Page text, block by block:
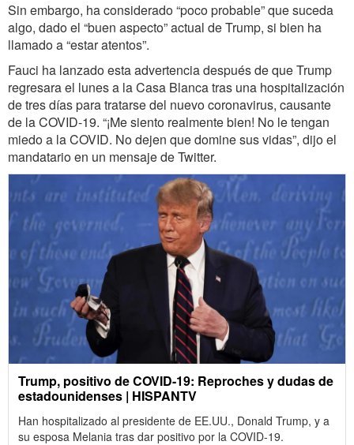
Sin embargo, ha considerado “poco probable” que suceda
algo, dado el “buen aspecto” actual de Trump, si bien ha
llamado a “estar atentos”.
Fauci ha lanzado esta advertencia después de que Trump
regresara el lunes a la Casa Blanca tras una hospitalización
de tres días para tratarse del nuevo coronavirus, causante
de la COVID-19. “¡Me siento realmente bien! No le tengan
miedo a la COVID. No dejen que domine sus vidas”, dijo el
mandatario en un mensaje de Twitter.
Trump, positivo de COVID-19: Reproches y dudas de
estadounidenses | HISPANTV
Han hospitalizado al presidente de EE.UU., Donald Trump, y a
su esposa Melania tras dar positivo por la COVID-19.